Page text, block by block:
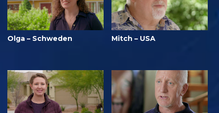
Olga – Schweden Mitch – USA